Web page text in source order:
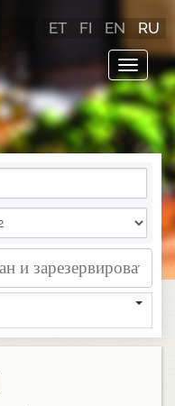
Toggle
ET FI EN RU